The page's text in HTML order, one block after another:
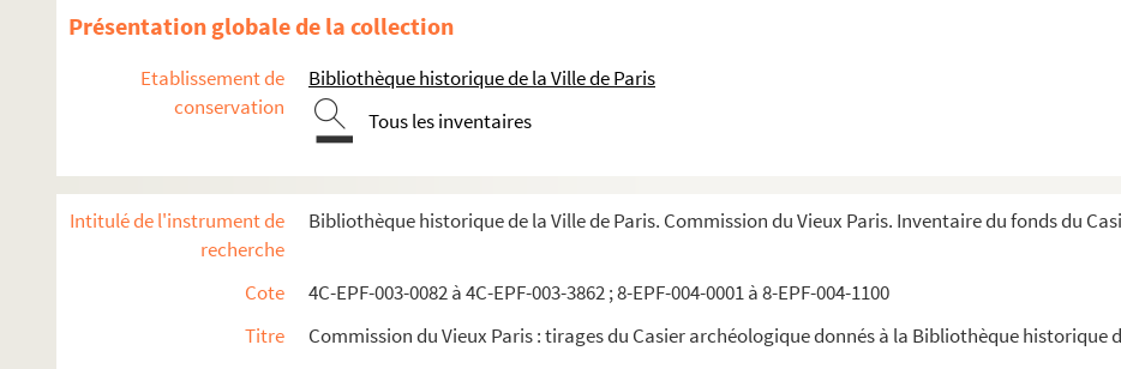
Présentation globale de la collection
Etablissement de
conservation
Bibliothèque historique de la Ville de Paris
Tous les inventaires
Intitulé de l'instrument de
recherche
Bibliothèque historique de la Ville de Paris. Commission du Vieux Paris. Inventaire du fonds du
Cote
4C-EPF-003-0082 à 4C-EPF-003-3862 ; 8-EPF-004-0001 à 8-EPF-004-1100
Titre
Commission du Vieux Paris : tirages du Casier archéologique donnés à la Bibliothèque historique
Dossier n° 66
Dossier n° 68
Dossier n° 70
Dossier n° 72